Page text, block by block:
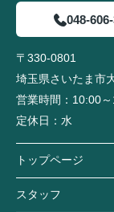
048-
〒330-0801
埼玉県さいたま市
営業時間： 10:00
定休日： 水
トップページ
スタッフ